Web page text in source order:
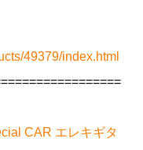
49379/index.html
CAR エレキギタ